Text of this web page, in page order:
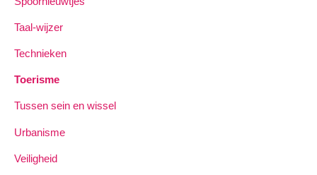
Taal-wijzer
Technieken
Toerisme
Tussen sein en wissel
Urbanisme
Veiligheid